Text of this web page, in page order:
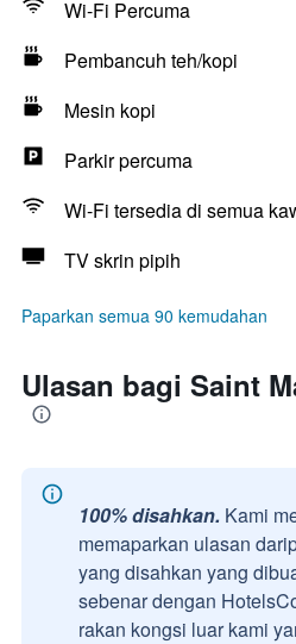
Wi-Fi Percuma
Pembancuh teh/kopi
Mesin kopi
Parkir percuma
Wi-Fi tersedia di semua
TV skrin pipih
Paparkan semua 90 kemudahan
Ulasan bagi Saint
100% disahkan. Kami
memaparkan ulasan
yang disahkan yang
sebenar dengan
rakan kongsi luar kami